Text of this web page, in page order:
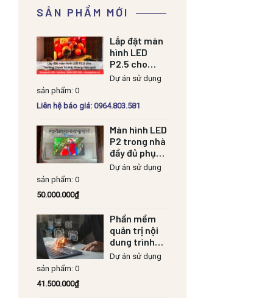
SẢN PHẨM MỚI
Lắp đặt màn
hình LED
P2.5 cho
Trường Chính
Trị Hải Phòng
Dự án sử dụng
sản phẩm: 0
Liên hệ báo giá: 0964.803.581
Màn hình LED
P2 trong nhà
đầy đủ phụ
kiện
Dự án sử dụng
sản phẩm: 0
50.000.000₫
Phần mềm
quản trị nội
dung trình
chiếu
Dự án sử dụng
sản phẩm: 0
41.500.000₫